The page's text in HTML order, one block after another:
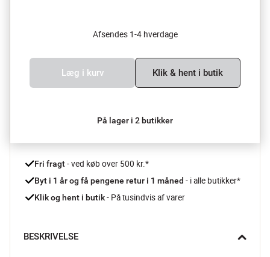
Afsendes 1-4 hverdage
Læg i kurv Klik & hent i butik
På lager i 2 butikker
Fri fragt - ved køb over 500 kr.*
Byt i 1 år og få pengene retur i 1 måned - i alle butikker*
Klik og hent i butik - På tusindvis af varer
BESKRIVELSE